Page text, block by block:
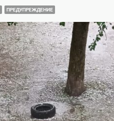
ПРЕДУПРЕЖДЕНИЕ